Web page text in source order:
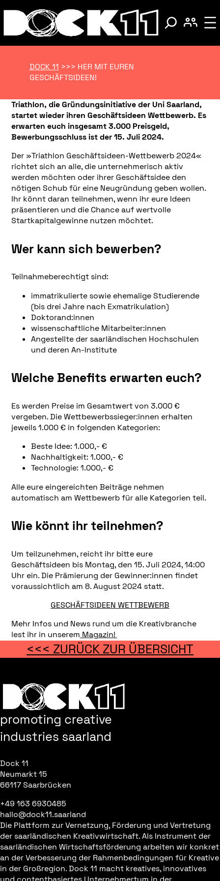
DOCK 11 >>> HER MIT EUREN
GESCHÄFTSIDEEN!
Triathlon, die Gründungsinitiative der Uni Saarland,
startet wieder ihren Geschäftsideen Wettbewerb. Es
erwarten euch insgesamt 3.000 Preisgeld,
Bewerbungsschluss ist der 15. Juli 2024.
Der »Triathlon Geschäftsideen-Wettbewerb 2024«
richtet sich an alle, die unternehmerisch aktiv
werden möchten oder ihrer Geschäftsidee den
nötigen Schub für eine Neugründung geben wollen.
Ihr könnt daran teilnehmen, wenn ihr eure Ideen
präsentieren und die Chance auf wertvolle
Startkapitalgewinne nutzen möchtet.
Wer kann sich bewerben?
Teilnahmeberechtigt sind:
immatrikulierte sowie ehemalige Studierende
(bis drei Jahre nach Exmatrikulation)
Doktorand:innen
wissenschaftliche Mitarbeiter:innen
Angestellte der saarländischen Hochschulen
und deren An-Institute
Welche Benefits erwarten euch?
Es werden Preise im Gesamtwert von 3.000 €
vergeben. Die Wettbewerbssieger:innen erhalten
jeweils 1.000 € in folgenden Kategorien:
Beste Idee: 1.000,- €
Nachhaltigkeit: 1.000,- €
Technologie: 1.000,- €
Alle eure eingereichten Beiträge nehmen
automatisch am Wettbewerb für alle Kategorien teil.
Wie könnt ihr teilnehmen?
Um teilzunehmen, reicht ihr bitte eure
Geschäftsideen bis Montag, den 15. Juli 2024, 14:00
Uhr ein. Die Prämierung der Gewinner:innen findet
voraussichtlich am 8. August 2024 statt.
GESCHÄFTSIDEEN WETTBEWERB
Mehr Infos und News rund um die Kreativbranche
lest ihr in unserem Magazin!
<<< ZURÜCK ZUR ÜBERSICHT
promoting creative
industries saarland
Dock 11
Neumarkt 15
66117 Saarbrücken
+49 163 6930485
hallo@dock11.saarland
Die Plattform zur Vernetzung, Förderung und Vertretung
der saarländischen Kreativwirtschaft. Als Instrument der
saarländischen Wirtschaftsförderung arbeiten wir konkret
an der Verbesserung der Rahmenbedingungen für Kreative
in der Großregion. Dock 11 macht kreatives, innovatives